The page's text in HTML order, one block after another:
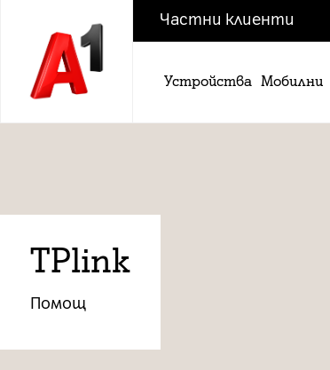
Частни клиенти
Устройства Мобилни
TPlink
Помощ